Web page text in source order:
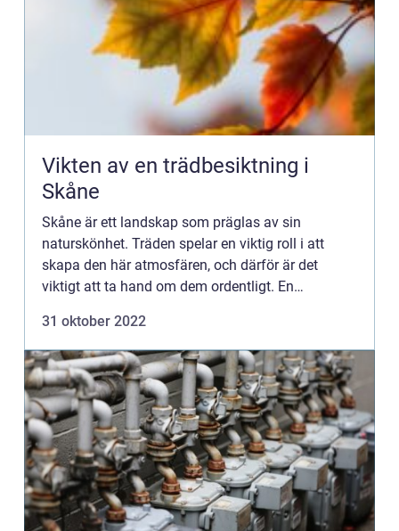
Vikten av en trädbesiktning i
Skåne
Skåne är ett landskap som präglas av sin
naturskönhet. Träden spelar en viktig roll i att
skapa den här atmosfären, och därför är det
viktigt att ta hand om dem ordentligt. En
trädbesiktningsman, och genom den kan ...
31 oktober 2022